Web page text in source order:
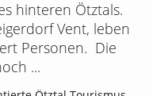
hinteren Ötztals.
Vent, leben
Personen. Die
...